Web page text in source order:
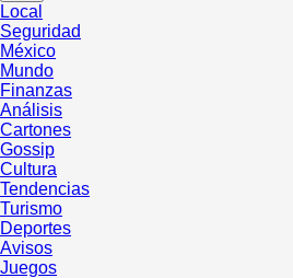
Local
Seguridad
México
Mundo
Finanzas
Análisis
Cartones
Gossip
Cultura
Tendencias
Turismo
Deportes
Avisos
Juegos